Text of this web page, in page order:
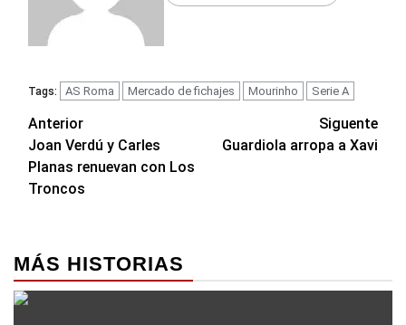
Tags: AS Roma Mercado de fichajes Mourinho Serie A
Navegación
de
entradas
Anterior
Joan Verdú y Carles
Planas renuevan con Los
Troncos
Siguente
Guardiola arropa a Xavi
MÁS HISTORIAS